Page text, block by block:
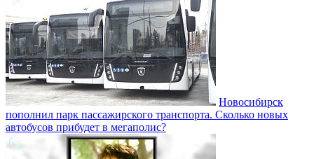
Новосибирск
пополнил парк пассажирского транспорта. Сколько новых
автобусов прибудет в мегаполис?